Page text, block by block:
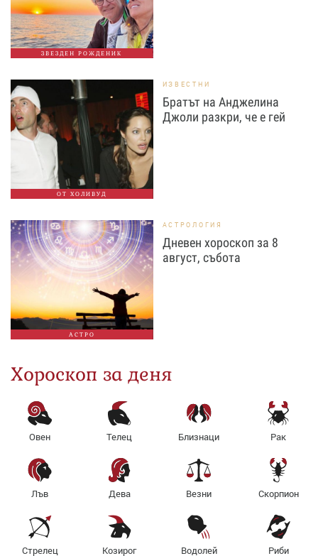
ЗВЕЗДЕН РОЖДЕНИК
ОТ ХОЛИВУД
ИЗВЕСТНИ
Братът на Анджелина
Джоли разкри, че е гей
АСТРО
АСТРОЛОГИЯ
Дневен хороскоп за 8
август, събота
Хороскоп за деня
Овен Телец Близнаци Рак
Лъв Дева Везни Скорпион
Стрелец Козирог Водолей Риби